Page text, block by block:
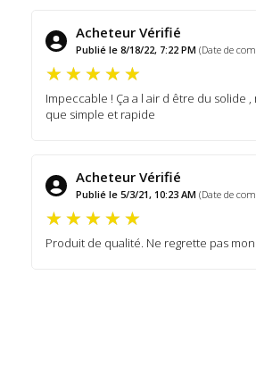
Acheteur Vérifié
Publié le 8/18/22, 7:22 PM (Date de
Impeccable ! Ça a l air d être du solide
que simple et rapide
Acheteur Vérifié
Publié le 5/3/21, 10:23 AM (Date de
Produit de qualité. Ne regrette pas